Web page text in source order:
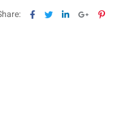
Facebook
TwitterLinkedinGoogle+Pinterest